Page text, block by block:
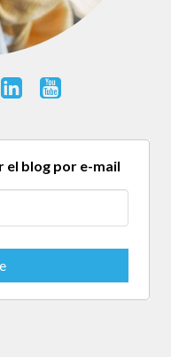
el blog por e-mail